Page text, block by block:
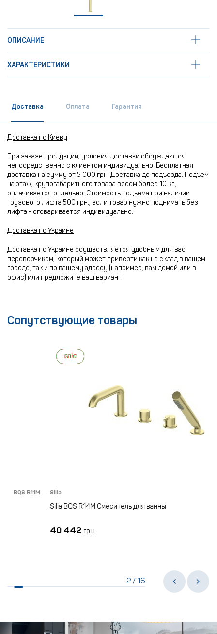
ОПИСАНИЕ
ХАРАКТЕРИСТИКИ
Доставка Оплата Гарантия
Доставка по Киеву
При заказе продукции, условия доставки обсуждаются
непосредственно с клиентом индивидуально. Бесплатная
доставка на сумму от 5 000 грн. Доставка до подъезда. Подъем
на этаж, крупогабаритного товара весом более 10 кг.,
оплачивается отдельно. Стоимость подъема при наличии
грузового лифта 500 грн., если товар нужно поднимать без
лифта - оговаривается индивидуально.
Доставка по Украине
Доставка по Украине осуществляется удобным для вас
перевозчиком, который может привезти как на склад в вашем
городе, так и по вашему адресу (например, вам домой или в
офис) или предложите ваш вариант.
Сопутствующие товары
R11M Silia
Silia BQS R14M Смеситель для ванны
40 442грн
2 /16